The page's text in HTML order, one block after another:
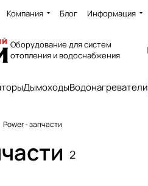
Компания Блог Информация
Оборудование для систем
отопления и водоснабжения
ДымоходыВодонагреватели
Power - запчасти
2